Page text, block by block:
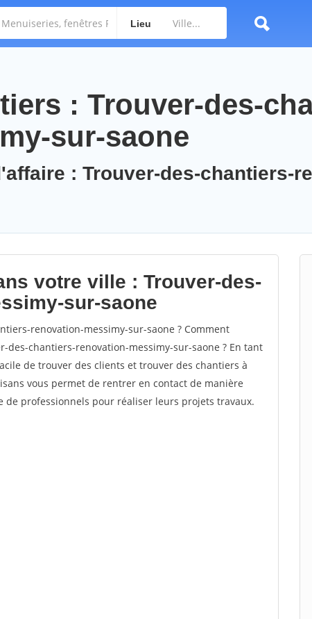
Lieu
: Trouver-des-
sur-saone
: Trouver-des-chantiers-
votre ville : Trouver-des-
sur-saone
renovation-messimy-sur-saone ? Comment
chantiers-renovation-messimy-sur-saone ? En tant
de trouver des clients et trouver des chantiers à
vous permet de rentrer en contact de manière
professionnels pour réaliser leurs projets travaux.